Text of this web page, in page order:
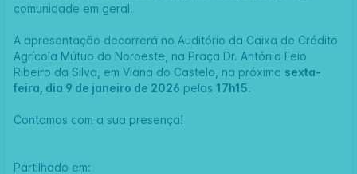
comunidade em geral.
A apresentação decorrerá no Auditório da Caixa de Crédito
Agrícola Mútuo do Noroeste, na Praça Dr. António Feio
Ribeiro da Silva, em Viana do Castelo, na próxima sexta-
feira, dia 9 de janeiro de 2026 pelas 17h15.
Contamos com a sua presença!
Partilhado em: